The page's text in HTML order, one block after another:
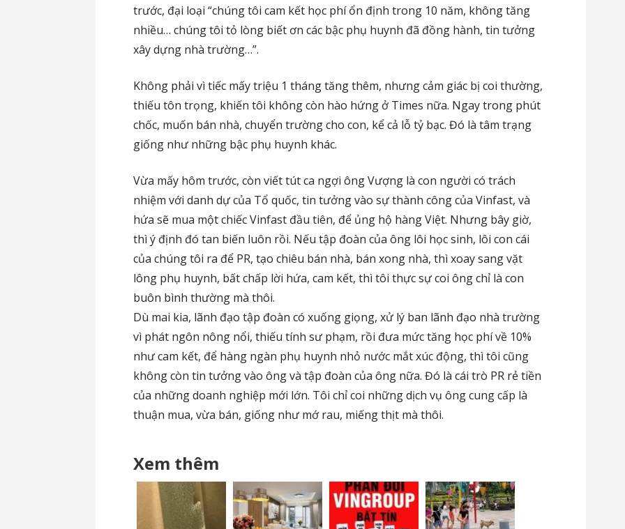
trước, đại loại “chúng tôi cam kết học phí ổn định trong 10 năm, không tăng
nhiều… chúng tôi tỏ lòng biết ơn các bậc phụ huynh đã đồng hành, tin tưởng
xây dựng nhà trường…”.
Không phải vì tiếc mấy triệu 1 tháng tăng thêm, nhưng cảm giác bị coi thường,
thiếu tôn trọng, khiến tôi không còn hào hứng ở Times nữa. Ngay trong phút
chốc, muốn bán nhà, chuyển trường cho con, kể cả lỗ tỷ bạc. Đó là tâm trạng
giống như những bậc phụ huynh khác.
Vừa mấy hôm trước, còn viết tút ca ngợi ông Vượng là con người có trách
nhiệm với danh dự của Tổ quốc, tin tưởng vào sự thành công của Vinfast, và
hứa sẽ mua một chiếc Vinfast đầu tiên, để ủng hộ hàng Việt. Nhưng bây giờ,
thì ý định đó tan biến luôn rồi. Nếu tập đoàn của ông lôi học sinh, lôi con cái
của chúng tôi ra để PR, tạo chiêu bán nhà, bán xong nhà, thì xoay sang vặt
lông phụ huynh, bất chấp lời hứa, cam kết, thì tôi thực sự coi ông chỉ là con
buôn bình thường mà thôi.
Dù mai kia, lãnh đạo tập đoàn có xuống giọng, xử lý ban lãnh đạo nhà trường
vì phát ngôn nông nổi, thiếu tính sư phạm, rồi đưa mức tăng học phí về 10%
như cam kết, để hàng ngàn phụ huynh nhỏ nước mắt xúc động, thì tôi cũng
không còn tin tưởng vào ông và tập đoàn của ông nữa. Đó là cái trò PR rẻ tiền
của những doanh nghiệp mới lớn. Tôi chỉ coi những dịch vụ ông cung cấp là
thuận mua, vừa bán, giống như mớ rau, miếng thịt mà thôi.
Xem thêm